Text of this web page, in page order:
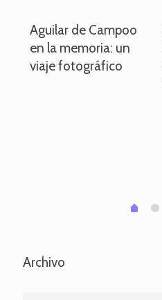
Aguilar de Campoo
en la memoria: un
viaje fotográfico
0 1
Archivo